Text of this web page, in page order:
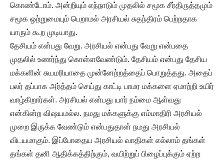
கொண்டோம். அன்றியும் எந்நாடும் முதலில் சமூக சீர்திருத்தமும்
சமூக ஒற்றுமையும் பெறாமல் அரசியல் சுதந்திரம் பெற்றதாக
யாரும் கூற முடியாது.
தேசியம் என்பது வேறு. அரசியல் என்பது வேறு என்பதை
முதலில் உணர்ந்து கொள்ளவேண்டும். தேசியம் என்பது தேசிய
மக்களின் சுயமரியாதை முன்னேற்றத்தைப் பொறுத்தது. அதைப்
பலர் தப்பாக அர்த்தம் செய்து காட்டி பாமர மக்களை ஏமாற்றி உயிர்
வாழ்கிறார்கள். அரசியல் என்பது யார் நம்மை ஆள்வது
என்கின்ற விஷயமல்ல. நமது மக்களுக்கு எம்மாதிரி அரசியல்
முறை இருக்க வேண்டும் என்பதுதான் நமது அரசியல்
விடயமாகும். இப்போதைய அரசியல் வாதிகள் எல்லாம் தங்கள்
தங்கள் தனி ஆதிக்கத்திற்கும், வயிற்றுப் பிழைப்புக்கும் ஏற்ற